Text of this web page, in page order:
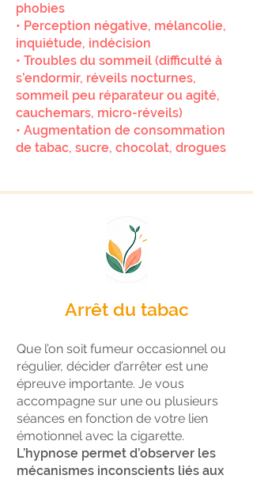
phobies
• Perception négative, mélancolie,
inquiétude, indécision
• Troubles du sommeil (difficulté à
s’endormir, réveils nocturnes,
sommeil peu réparateur ou agité,
cauchemars, micro-réveils)
• Augmentation de consommation
de tabac, sucre, chocolat, drogues
Arrêt du tabac
Que l’on soit fumeur occasionnel ou
régulier, décider d’arrêter est une
épreuve importante. Je vous
accompagne sur une ou plusieurs
séances en fonction de votre lien
émotionnel avec la cigarette.
L’hypnose permet d’observer les
mécanismes inconscients liés aux